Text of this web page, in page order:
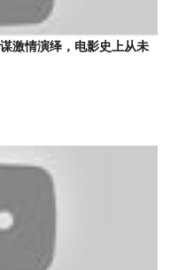
激情演绎，电影史上从未